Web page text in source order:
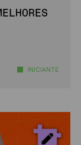
INICIANTE